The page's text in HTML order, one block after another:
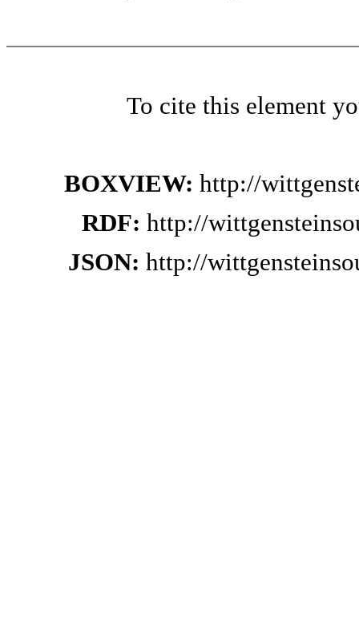
To cite this element
BOXVIEW: http://
RDF: http://
JSON: http://